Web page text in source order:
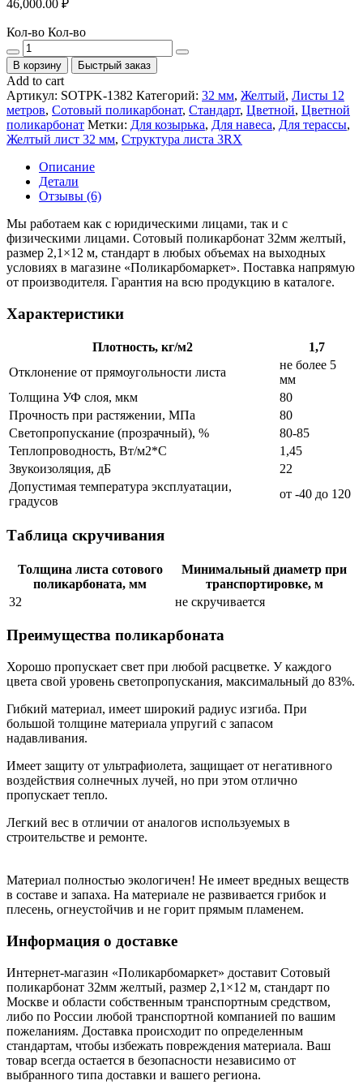
46,000.00 ₽
Кол-во Кол-во
В корзину Быстрый заказ
Add to cart
Артикул: SOTPK-1382 Категорий: 32 мм, Желтый, Листы 12
метров, Сотовый поликарбонат, Стандарт, Цветной, Цветной
поликарбонат Метки: Для козырька, Для навеса, Для терассы,
Желтый лист 32 мм, Структура листа 3RX
Описание
Детали
Отзывы (6)
Мы работаем как с юридическими лицами, так и с
физическими лицами. Сотовый поликарбонат 32мм желтый,
размер 2,1×12 м, стандарт в любых объемах на выходных
условиях в магазине «Поликарбомаркет». Поставка напрямую
от производителя. Гарантия на всю продукцию в каталоге.
Характеристики
Плотность, кг/м2
1,7
Отклонение от прямоугольности листа
не более 5
мм
Толщина УФ слоя, мкм
80
Прочность при растяжении, МПа
80
Светопропускание (прозрачный), %
80-85
Теплопроводность, Вт/м2*С
1,45
Звукоизоляция, дБ
22
Допустимая температура эксплуатации,
градусов
от -40 до 120
Таблица скручивания
Толщина листа сотового
поликарбоната, мм
Минимальный диаметр при
транспортировке, м
32
не скручивается
Преимущества поликарбоната
Хорошо пропускает свет при любой расцветке. У каждого
цвета свой уровень светопропускания, максимальный до 83%.
Гибкий материал, имеет широкий радиус изгиба. При
большой толщине материала упругий с запасом
надавливания.
Имеет защиту от ультрафиолета, защищает от негативного
воздействия солнечных лучей, но при этом отлично
пропускает тепло.
Легкий вес в отличии от аналогов используемых в
строительстве и ремонте.
Материал полностью экологичен! Не имеет вредных веществ
в составе и запаха. На материале не развивается грибок и
плесень, огнеустойчив и не горит прямым пламенем.
Информация о доставке
Интернет-магазин «Поликарбомаркет» доставит Сотовый
поликарбонат 32мм желтый, размер 2,1×12 м, стандарт по
Москве и области собственным транспортным средством,
либо по России любой транспортной компанией по вашим
пожеланиям. Доставка происходит по определенным
стандартам, чтобы избежать повреждения материала. Ваш
товар всегда остается в безопасности независимо от
выбранного типа доставки и вашего региона.